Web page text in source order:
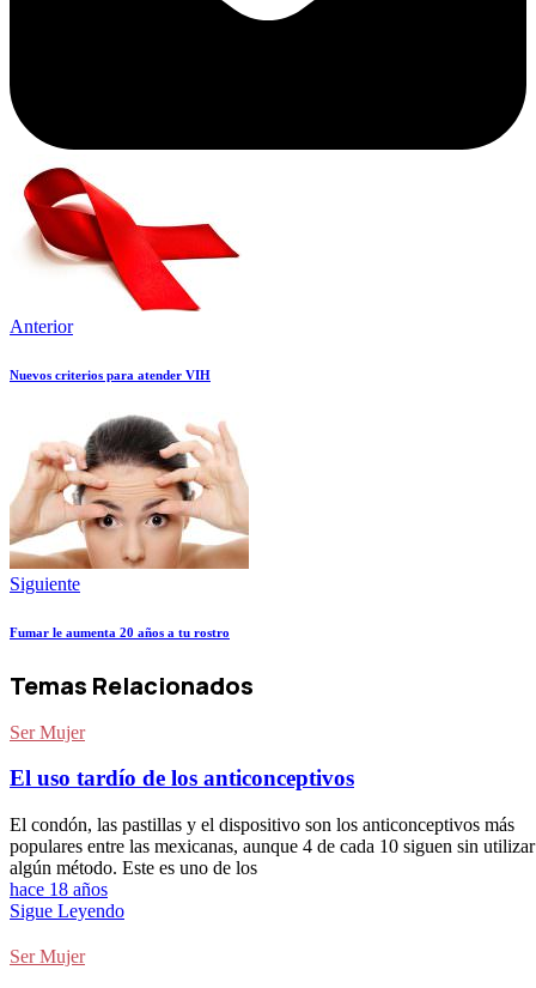
Anterior
Nuevos criterios para atender VIH
Siguiente
Fumar le aumenta 20 años a tu rostro
Temas Relacionados
Ser Mujer
El uso tardío de los anticonceptivos
El condón, las pastillas y el dispositivo son los anticonceptivos más
populares entre las mexicanas, aunque 4 de cada 10 siguen sin utilizar
algún método. Este es uno de los
hace 18 años
Sigue Leyendo
Ser Mujer